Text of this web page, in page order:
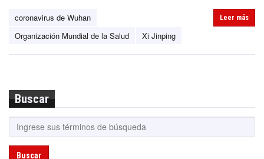
coronavirus de Wuhan
Organización Mundial de la Salud
Xi Jinping
Leer más
Buscar
Buscar